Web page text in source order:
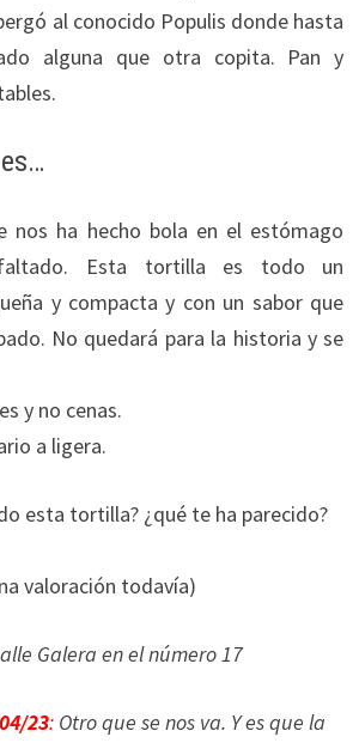
al conocido Populis donde hasta
alguna que otra copita. Pan y
nos ha hecho bola en el estómago
Esta tortilla es todo un
y compacta y con un sabor que
No quedará para la historia y se
y no cenas.
a ligera.
esta tortilla? ¿qué te ha parecido?
valoración todavía)
Galera en el número 17
23:Otro que se nos va. Y es que la